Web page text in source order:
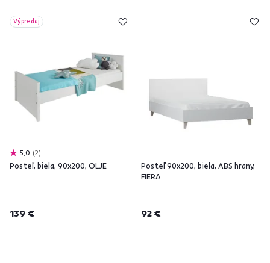
Výpredaj
5,0 2
Posteľ, biela, 90x200, OLJE
139 €
Posteľ 90x200, biela, ABS hrany,
FIERA
92 €